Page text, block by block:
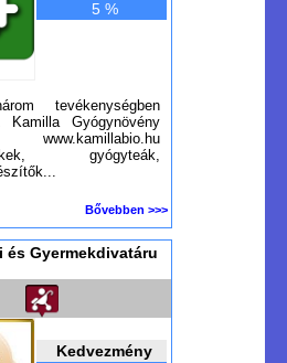
5 %
tevékenységben
Kamilla Gyógynövény
gyógyteák,
Bővebben >>>
és Gyermekdivatáru
Kedvezmény